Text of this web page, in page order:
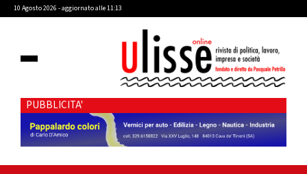
10 Agosto 2026 - aggiornato alle 11:13
PUBBLICITA'